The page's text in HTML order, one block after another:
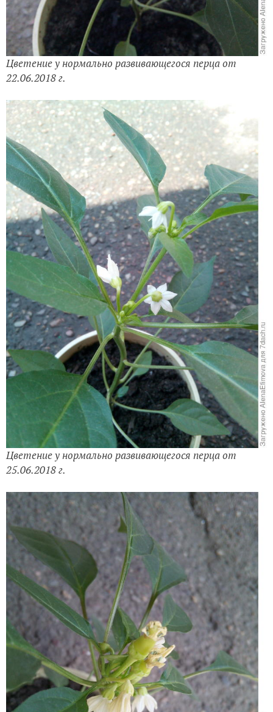
Цветение у нормально развивающегося перца от
22.06.2018 г.
Цветение у нормально развивающегося перца от
25.06.2018 г.